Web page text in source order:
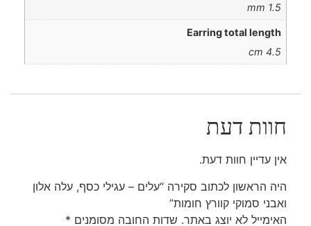
1.5 mm
Earring total length
4.5 cm
חוות דעת
אין עדיין חוות דעת.
היה הראשון לכתוב סקירה “עלים – עגילי כסף, עלה אלון
ואבני סמוקי קוורץ חומות”
האימייל לא יוצג באתר. שדות החובה מסומנים *